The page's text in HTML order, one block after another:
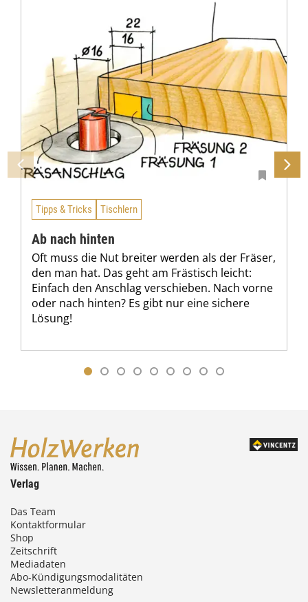
Tipps & Tricks Tischlern
Ab nach hinten
Oft muss die Nut breiter werden als der Fräser,
den man hat. Das geht am Frästisch leicht:
Einfach den Anschlag verschieben. Nach vorne
oder nach hinten? Es gibt nur eine sichere
Lösung!
Verlag
Das Team
Kontaktformular
Shop
Zeitschrift
Mediadaten
Abo-Kündigungsmodalitäten
Newsletteranmeldung